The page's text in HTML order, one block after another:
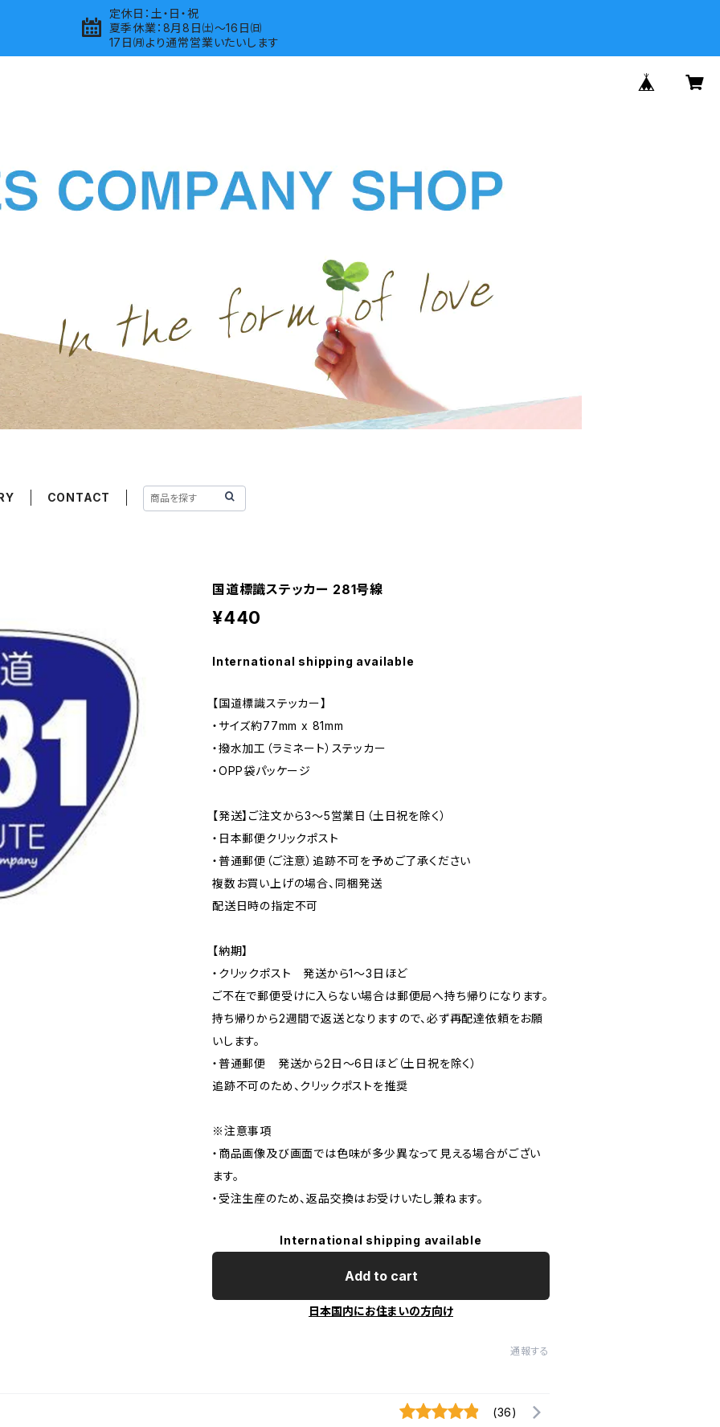
定休日：土・日・祝
夏季休業：8月8日㈯～16日㈰
17日㈪より通常営業いたいします
CONTACT
国道標識ステッカー 281号線
¥440
International shipping available
【国道標識ステッカー】
・サイズ約77mm x 81mm
・撥水加工（ラミネート）ステッカー
・OPP袋パッケージ
【発送】ご注文から3〜5営業日（土日祝を除く）
・日本郵便クリックポスト
・普通郵便（ご注意）追跡不可を予めご了承ください
複数お買い上げの場合、同梱発送
配送日時の指定不可
【納期】
・クリックポスト 発送から1〜3日ほど
ご不在で郵便受けに入らない場合は郵便局へ持ち帰りになります。
持ち帰りから2週間で返送となりますので、必ず再配達依頼をお願
いします。
・普通郵便 発送から2日〜6日ほど（土日祝を除く）
追跡不可のため、クリックポストを推奨
※注意事項
・商品画像及び画面では色味が多少異なって見える場合がござい
ます。
・受注生産のため、返品交換はお受けいたし兼ねます。
International shipping available
Add to cart
日本国内にお住まいの方向け
通報する
(36)